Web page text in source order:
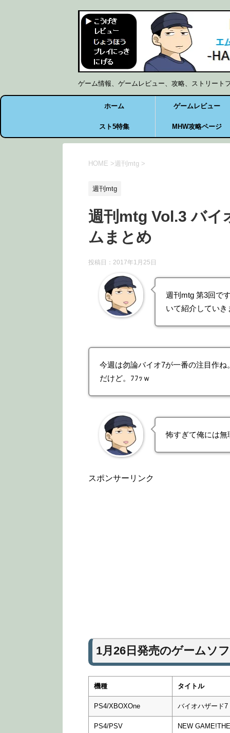
ゲーム情報、ゲームレビュー、攻略、ストリート
ホーム ゲームレビュー
スト5特集 MHW攻略ページ
HOME >週刊mtg >
週刊mtg
週刊mtg Vol.3 バイ
ムまとめ
投稿日：2017年1月25日
週刊mtg 第3回で
いて紹介していき
今週は勿論バイオ7が一番の注目作
だけど。ﾌﾌｯｗ
怖すぎて俺には無
スポンサーリンク
1月26日発売のゲームソ
機種 タイトル
PS4/XBOXOne バイオハザード
PS4/PSV NEW